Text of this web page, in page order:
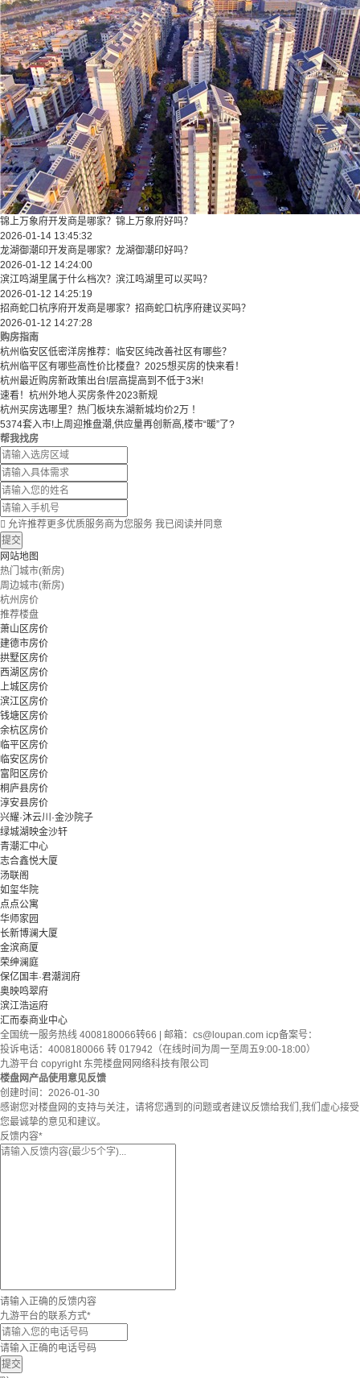
锦上万象府开发商是哪家？锦上万象府好吗？
2026-01-14 13:45:32
龙湖御潮印开发商是哪家？龙湖御潮印好吗？
2026-01-12 14:24:00
滨江鸣湖里属于什么档次？滨江鸣湖里可以买吗？
2026-01-12 14:25:19
招商蛇口杭序府开发商是哪家？招商蛇口杭序府建议买吗？
2026-01-12 14:27:28
购房指南
杭州临安区低密洋房推荐：临安区纯改善社区有哪些？
​​杭州临平区有哪些高性价比楼盘？2025想买房的快来看！​
杭州最近购房新政策出台!层高提高到不低于3米!
速看！杭州外地人买房条件2023新规
杭州买房选哪里？热门板块东湖新城均价2万 ！
5374套入市!上周迎推盘潮,供应量再创新高,楼市“暖”了?
帮我找房
 允许推荐更多优质服务商为您服务 我已阅读并同意
提交
网站地图
热门城市(新房)
周边城市(新房)
杭州房价
推荐楼盘
萧山区房价
建德市房价
拱墅区房价
西湖区房价
上城区房价
滨江区房价
钱塘区房价
余杭区房价
临平区房价
临安区房价
富阳区房价
桐庐县房价
淳安县房价
兴耀·沐云川·金沙院子
绿城湖映金沙轩
青潮汇中心
志合鑫悦大厦
汤联阁
如玺华院
点点公寓
华师家园
长新博澜大厦
金滨商厦
荣绅澜庭
保亿国丰·君潮润府
奥映鸣翠府
滨江浩运府
汇而泰商业中心
全国统一服务热线 4008180066转66 | 邮箱： cs@loupan.com icp备案号：
投诉电话：4008180066 转 017942（在线时间为周一至周五9:00-18:00）
九游平台 copyright 东莞楼盘网网络科技有限公司
楼盘网产品使用意见反馈
创建时间： 2026-01-30
感谢您对楼盘网的支持与关注，请将您遇到的问题或者建议反馈给我们,我们虚心接受
您最诚挚的意见和建议。
反馈内容*
请输入正确的反馈内容
九游平台的联系方式*
请输入正确的电话号码
提交